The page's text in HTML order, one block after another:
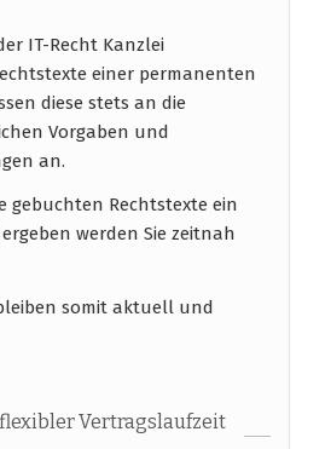
IT-Recht Kanzlei
einer permanenten
diese stets an die
Vorgaben und
an.
gebuchten Rechtstexte ein
werden Sie zeitnah
somit aktuell und
Vertragslaufzeit